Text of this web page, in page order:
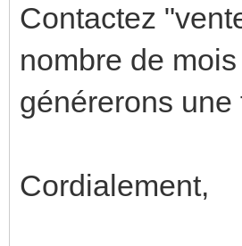
Contactez
nombre de
générerons
Cordialement,